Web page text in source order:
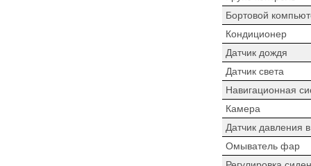
Бортовой
Кондиционер
Датчик дождя
Датчик света
Навигационная
Камера
Датчик давления
Омыватель фар